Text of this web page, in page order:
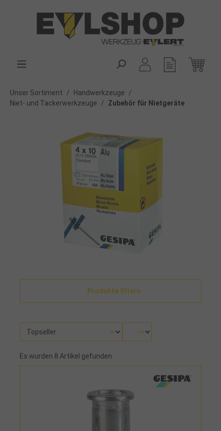
Unser Sortiment / Handwerkzeuge
/
Niet- und Tackerwerkzeuge
/ Zubehör für Nietgeräte
Produkte filtern
Es wurden 8 Artikel gefunden